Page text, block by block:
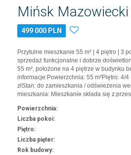
Mińsk Mazowiecki
499 000 PLN
Przytulne mieszkanie 55 m² | 4 piętro | 3
sprzedaż funkcjonalne i dobrze
55 m², położone na 4 piętrze w budynku
informacje:Powierzchnia: 55 m²Piętro: 4/
złStan: do zamieszkania / odświeżenia
mieszkania: Mieszkanie składa się
Powierzchnia:
Liczba pokoi:
Piętro:
Liczba pięter:
Rok budowy: